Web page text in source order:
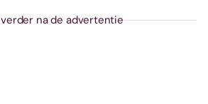
na de advertentie